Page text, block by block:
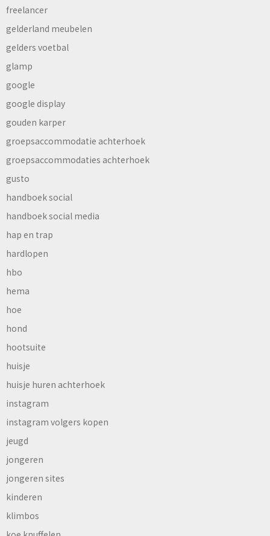
freelancer
gelderland meubelen
gelders voetbal
glamp
google
google display
gouden karper
groepsaccommodatie achterhoek
groepsaccommodaties achterhoek
gusto
handboek social
handboek social media
hap en trap
hardlopen
hbo
hema
hoe
hond
hootsuite
huisje
huisje huren achterhoek
instagram
instagram volgers kopen
jeugd
jongeren
jongeren sites
kinderen
klimbos